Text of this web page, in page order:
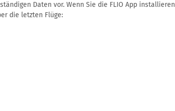
Daten vor. Wenn Sie die FLIO App installieren
die letzten Flüge: